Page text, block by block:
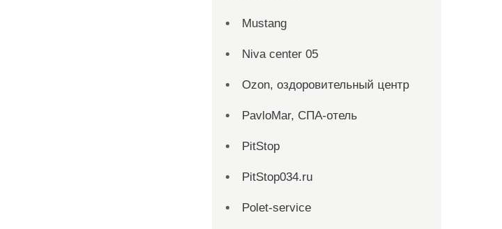
Mustang
Niva center 05
Ozon, оздоровительный центр
PavloMar, СПА-отель
PitStop
PitStop034.ru
Polet-service